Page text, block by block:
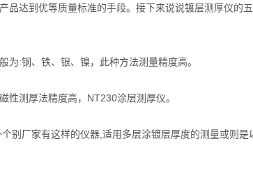
达到优等质量标准的手段。接下来说说镀层测厚仪的五
:钢、铁、银、镍，此种方法测量精度高。
测厚法精度高，NT230涂层测厚仪。
厂家有这样的仪器,适用多层涂镀层厚度的测量或则是